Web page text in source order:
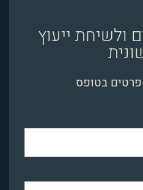
ולשיחת ייעוץ
בטופס